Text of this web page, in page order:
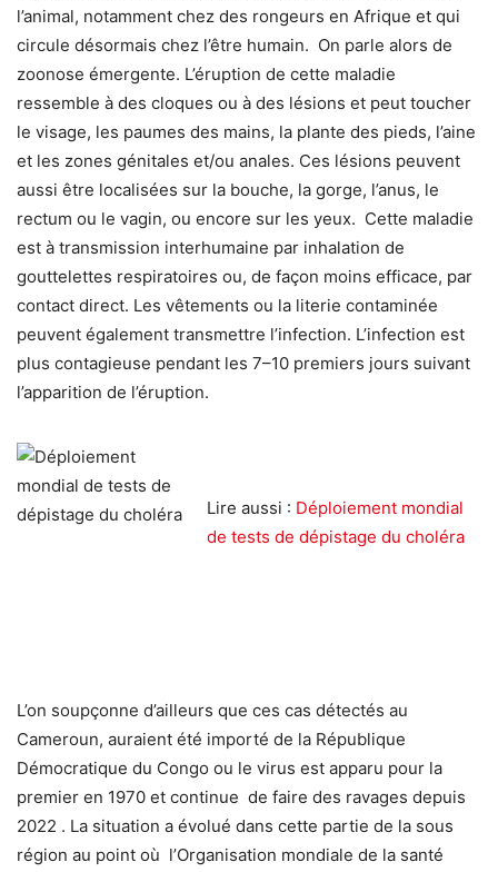
l’animal, notamment chez des rongeurs en Afrique et qui
circule désormais chez l’être humain. On parle alors de
zoonose émergente. L’éruption de cette maladie
ressemble à des cloques ou à des lésions et peut toucher
le visage, les paumes des mains, la plante des pieds, l’aine
et les zones génitales et/ou anales. Ces lésions peuvent
aussi être localisées sur la bouche, la gorge, l’anus, le
rectum ou le vagin, ou encore sur les yeux. Cette maladie
est à transmission interhumaine par inhalation de
gouttelettes respiratoires ou, de façon moins efficace, par
contact direct. Les vêtements ou la literie contaminée
peuvent également transmettre l’infection. L’infection est
plus contagieuse pendant les 7–10 premiers jours suivant
l’apparition de l’éruption.
Lire aussi : Déploiement mondial
de tests de dépistage du choléra
L’on soupçonne d’ailleurs que ces cas détectés au
Cameroun, auraient été importé de la République
Démocratique du Congo ou le virus est apparu pour la
premier en 1970 et continue de faire des ravages depuis
2022 . La situation a évolué dans cette partie de la sous
région au point où l’Organisation mondiale de la santé